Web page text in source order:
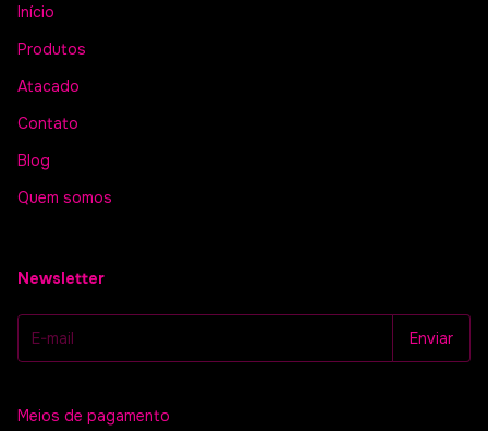
Início
Produtos
Atacado
Contato
Blog
Quem somos
Newsletter
Meios de pagamento